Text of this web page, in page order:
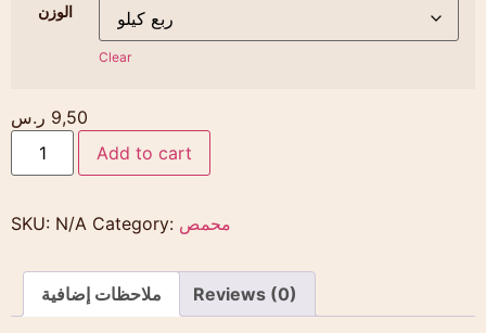
الوزن
Clear
9,50 ر.س
Add to cart
SKU: N/A Category: محمص
ملاحظات إضافية Reviews (0)